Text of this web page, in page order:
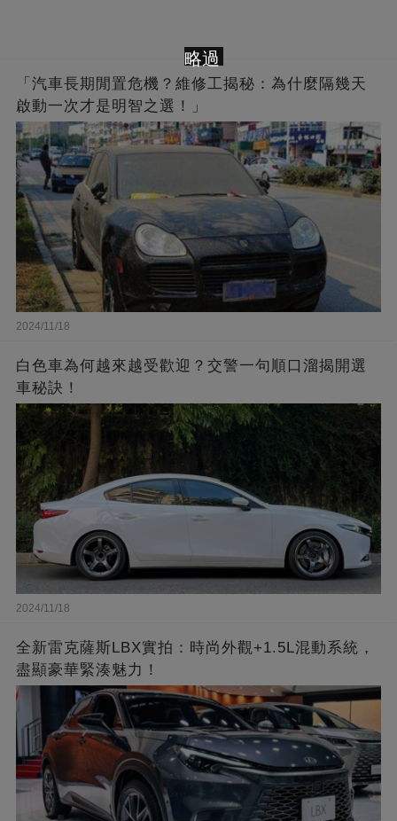
「汽車長期閒置危機？維修工揭秘：為什麼隔幾天
啟動一次才是明智之選！」
2024/11/18
白色車為何越來越受歡迎？交警一句順口溜揭開選
車秘訣！
2024/11/18
全新雷克薩斯LBX實拍：時尚外觀+1.5L混動系統，
盡顯豪華緊湊魅力！
略過